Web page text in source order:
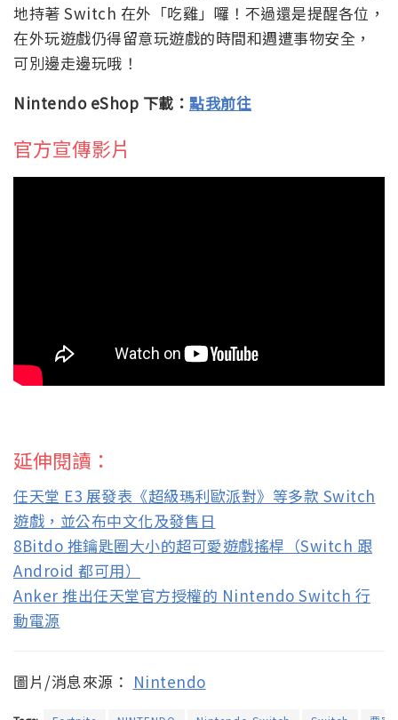
地持著 Switch 在外「吃雞」囉！不過還是提醒各位，
在外玩遊戲仍得留意玩遊戲的時間和週遭事物安全，
可別邊走邊玩哦！
Nintendo eShop 下載： 點我前往
官方宣傳影片
延伸閱讀：
任天堂 E3 展發表《超級瑪利歐派對》等多款 Switch
遊戲，並公布中文化及發售日
8Bitdo 推鑰匙圈大小的超可愛遊戲搖桿（Switch 跟
Android 都可用）
Anker 推出任天堂官方授權的 Nintendo Switch 行
動電源
圖片/消息來源： Nintendo